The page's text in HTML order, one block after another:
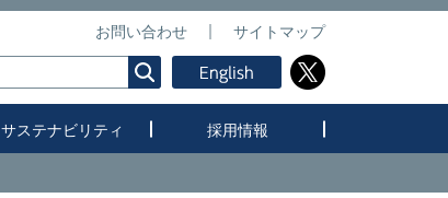
お問い合わせ サイトマップ
サステナビリティ 採用情報